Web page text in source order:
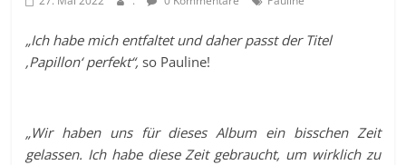
„Ich habe mich entfaltet und daher passt der Titel
‚Papillon‘ perfekt“, so Pauline!
„Wir haben uns für dieses Album ein bisschen Zeit
gelassen. Ich habe diese Zeit gebraucht, um wirklich zu